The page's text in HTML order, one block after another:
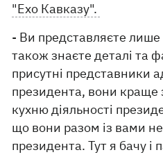
"Ехо Кавказу".
- Ви представляєте лише
також знаєте деталі та
присутні представники
президента, вони
кухню діяльності
що вони разом із вами
президента. Тут я бачу і